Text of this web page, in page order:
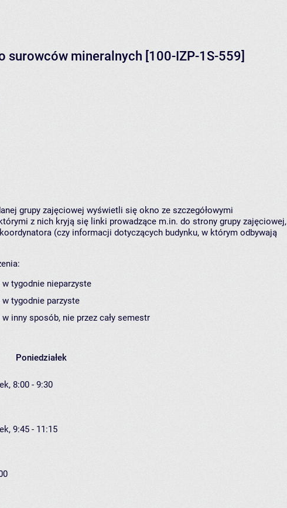
surowców mineralnych [100-IZP-1S-559]
grupy zajęciowej wyświetli się okno ze szczegółowymi
z nich kryją się linki prowadzące m.in. do strony grupy zajęciowej,
(czy informacji dotyczących budynku, w którym odbywają
tygodnie nieparzyste
tygodnie parzyste
inny sposób, nie przez cały semestr
Poniedziałek
8:00 - 9:30
9:45 - 11:15